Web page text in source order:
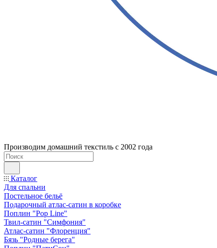
Производим домашний текстиль с 2002 года
Каталог
Для спальни
Постельное бельё
Подарочный атлас-сатин в коробке
Поплин "Pop Line"
Твил-сатин "Симфония"
Атлас-сатин "Флоренция"
Бязь "Родные берега"